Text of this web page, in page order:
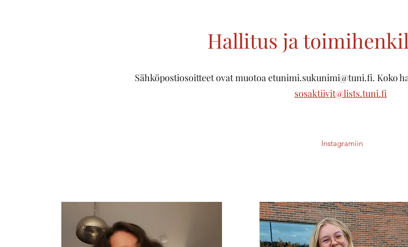
Hallitus ja
Sähköpostiosoitteet ovat muotoaetunimi.sukunimi@tuni.fi. Koko
sosaktiivit@lists.tuni.fi
Instagramiin